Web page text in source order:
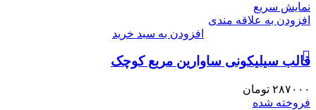
نمایش سریع
افزودن به علاقه مندی
افزودن به سبد خرید
قالب سیلیکونی ساوارین مربع کوچک
۲۸۷۰۰۰ تومان
فروخته شده